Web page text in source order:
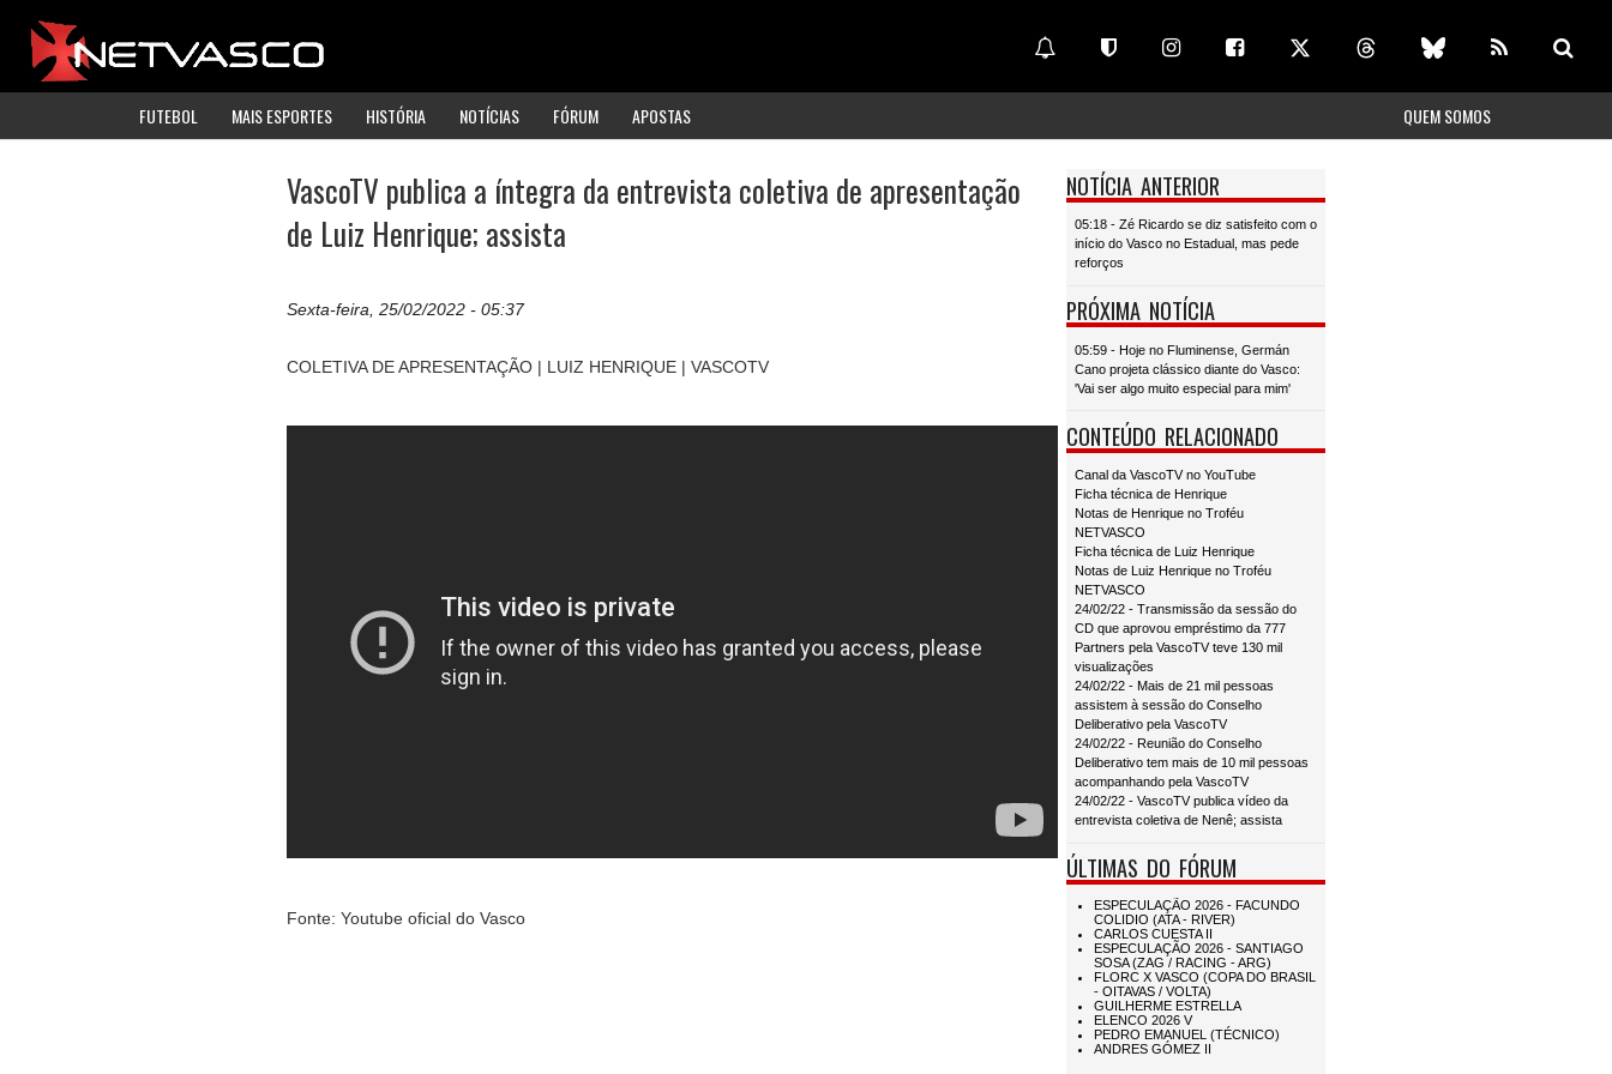
FUTEBOL MAIS ESPORTES HISTÓRIA NOTÍCIAS FÓRUM APOSTAS QUEM SOMOS
VascoTV publica a íntegra da entrevista coletiva de apresentação
de Luiz Henrique; assista
Sexta-feira, 25/02/2022 - 05:37
COLETIVA DE APRESENTAÇÃO | LUIZ HENRIQUE | VASCOTV
Fonte: Youtube oficial do Vasco
NOTÍCIA ANTERIOR
05:18 - Zé Ricardo se diz satisfeito com o
início do Vasco no Estadual, mas pede
reforços
PRÓXIMA NOTÍCIA
05:59 - Hoje no Fluminense, Germán
Cano projeta clássico diante do Vasco:
'Vai ser algo muito especial para mim'
CONTEÚDO RELACIONADO
Canal da VascoTV no YouTube
Ficha técnica de Henrique
Notas de Henrique no Troféu
NETVASCO
Ficha técnica de Luiz Henrique
Notas de Luiz Henrique no Troféu
NETVASCO
24/02/22 - Transmissão da sessão do
CD que aprovou empréstimo da 777
Partners pela VascoTV teve 130 mil
visualizações
24/02/22 - Mais de 21 mil pessoas
assistem à sessão do Conselho
Deliberativo pela VascoTV
24/02/22 - Reunião do Conselho
Deliberativo tem mais de 10 mil pessoas
acompanhando pela VascoTV
24/02/22 - VascoTV publica vídeo da
entrevista coletiva de Nenê; assista
ÚLTIMAS DO FÓRUM